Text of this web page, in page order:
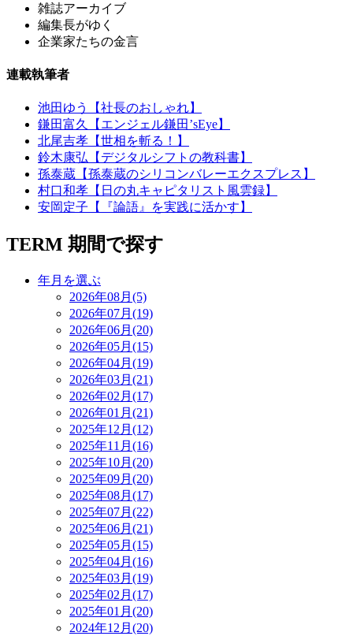
雑誌アーカイブ
編集長がゆく
企業家たちの金言
連載執筆者
池田ゆう【社長のおしゃれ】
鎌田富久【エンジェル鎌田’sEye】
北尾吉孝【世相を斬る！】
鈴木康弘【デジタルシフトの教科書】
孫泰蔵【孫泰蔵のシリコンバレーエクスプレス】
村口和孝【日の丸キャピタリスト風雲録】
安岡定子【『論語』を実践に活かす】
TERM 期間で探す
年月を選ぶ
2026年08月(5)
2026年07月(19)
2026年06月(20)
2026年05月(15)
2026年04月(19)
2026年03月(21)
2026年02月(17)
2026年01月(21)
2025年12月(12)
2025年11月(16)
2025年10月(20)
2025年09月(20)
2025年08月(17)
2025年07月(22)
2025年06月(21)
2025年05月(15)
2025年04月(16)
2025年03月(19)
2025年02月(17)
2025年01月(20)
2024年12月(20)